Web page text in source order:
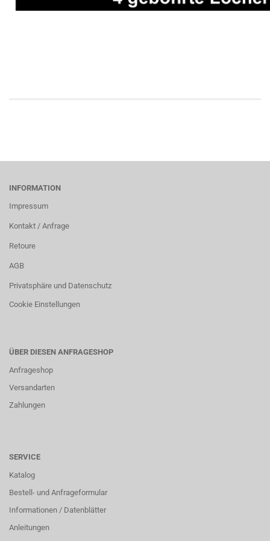
INFORMATION
Impressum
Kontakt / Anfrage
Retoure
AGB
Privatsphäre und Datenschutz
Cookie Einstellungen
ÜBER DIESEN ANFRAGESHOP
Anfrageshop
Versandarten
Zahlungen
SERVICE
Katalog
Bestell- und Anfrageformular
Informationen / Datenblätter
Anleitungen